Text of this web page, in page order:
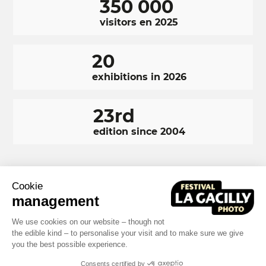
Cookie
management
We use cookies on our website – though not
the edible kind – to personalise your visit and to make sure we give
you the best possible experience.
Consents certified by
350 000
visitors en 2025
20
exhibitions in 2026
23rd
edition since 2004
RÉSEAUX
SOCIAUX
FOOTER
Instagram
NAVIGATION
FOOTER
Terms and conditions
Photo credits
Built by MOTION4EVER